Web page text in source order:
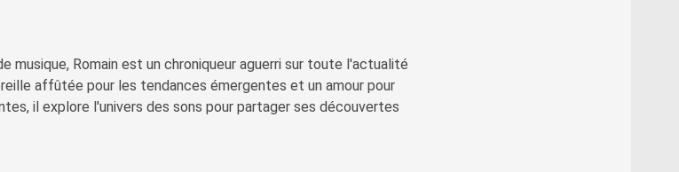
musique, Romain est un chroniqueur aguerri sur toute l'actualité
affûtée pour les tendances émergentes et un amour pour
il explore l'univers des sons pour partager ses découvertes